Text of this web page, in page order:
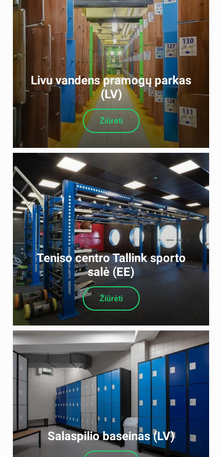
Livu vandens pramogų parkas
(LV)
Žiūrėti
Teniso centro Tallink sporto
salė (EE)
Žiūrėti
Salaspilio baseinas (LV)